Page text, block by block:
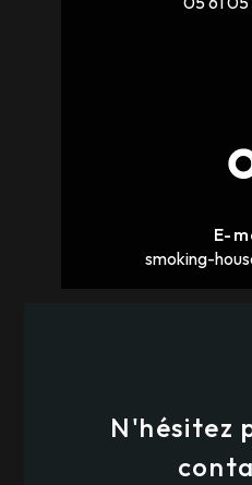
E-
smoking-
N'hésitez